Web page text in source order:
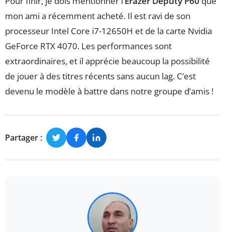
mon ami a récemment acheté. Il est ravi de son
processeur Intel Core i7-12650H et de la carte Nvidia
GeForce RTX 4070. Les performances sont
extraordinaires, et il apprécie beaucoup la possibilité
de jouer à des titres récents sans aucun lag. C’est
devenu le modèle à battre dans notre groupe d’amis !
Partager :